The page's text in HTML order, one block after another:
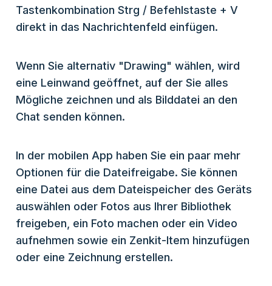
Tastenkombination Strg / Befehlstaste + V
direkt in das Nachrichtenfeld einfügen.
Wenn Sie alternativ "Drawing" wählen, wird
eine Leinwand geöffnet, auf der Sie alles
Mögliche zeichnen und als Bilddatei an den
Chat senden können.
In der mobilen App haben Sie ein paar mehr
Optionen für die Dateifreigabe. Sie können
eine Datei aus dem Dateispeicher des Geräts
auswählen oder Fotos aus Ihrer Bibliothek
freigeben, ein Foto machen oder ein Video
aufnehmen sowie ein Zenkit-Item hinzufügen
oder eine Zeichnung erstellen.